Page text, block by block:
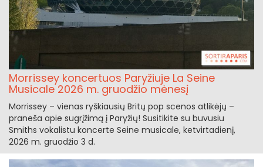
Morrissey koncertuos Paryžiuje La Seine
Musicale 2026 m. gruodžio mėnesį
Morrissey – vienas ryškiausių Britų pop scenos atlikėjų –
praneša apie sugrįžimą į Paryžių! Susitikite su buvusiu
Smiths vokalistu koncerte Seine musicale, ketvirtadienį,
2026 m. gruodžio 3 d.